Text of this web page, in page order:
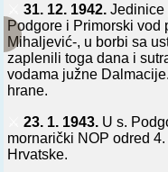
31. 12. 1942. Jedinice
Podgore i Primorski vod
Mihaljević-, u borbi sa
zaplenili toga dana i
vodama južne
hrane.
23. 1. 1943. U s.
mornarički NOP odred
Hrvatske.